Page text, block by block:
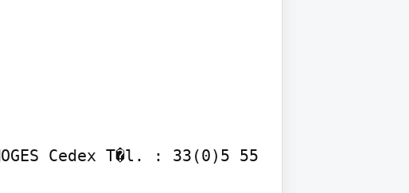
Cedex T�l. : 33(0)5 55